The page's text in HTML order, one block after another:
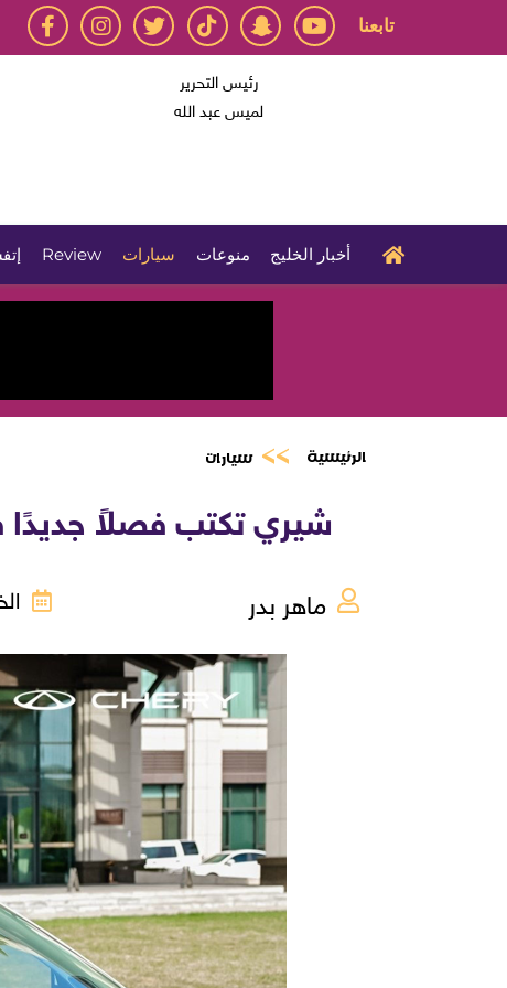
تابعنا
رئيس التحرير
لميس عبد الله
أخبار الخليج منوعات سيارات Review
الرئيسية سيارات
شيري تكتب فصلاً جديدًا
ماهر بدر